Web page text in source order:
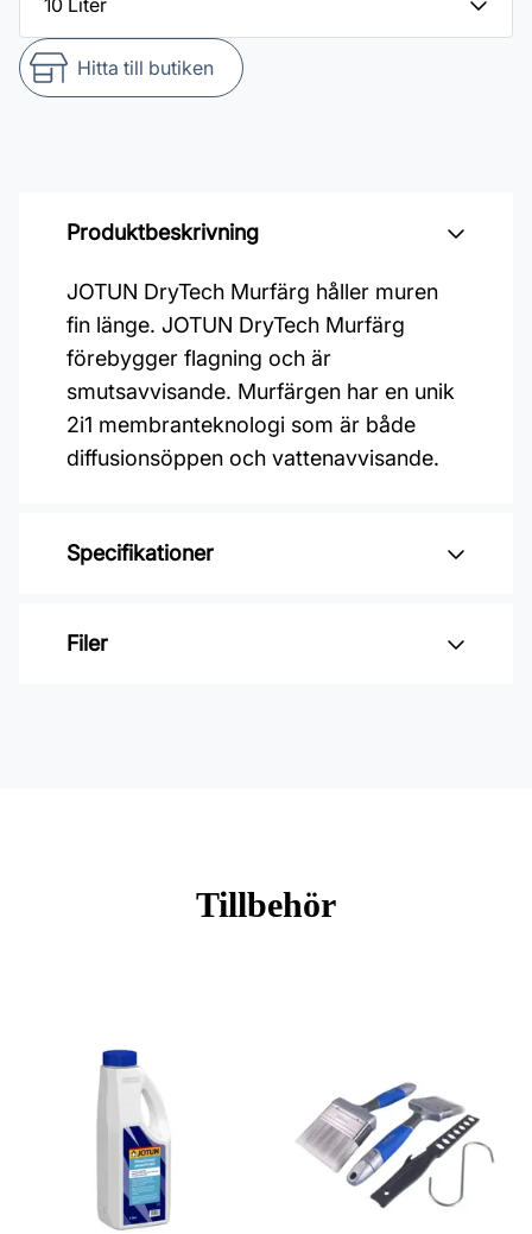
Hitta till butiken
Produktbeskrivning
JOTUN DryTech Murfärg håller muren
fin länge. JOTUN DryTech Murfärg
förebygger flagning och är
smutsavvisande. Murfärgen har en unik
2i1 membranteknologi som är både
diffusionsöppen och vattenavvisande.
Specifikationer
Varumärke: Jotun
Applicering: Pensel, Roller eller
Leverantörens artikelnummer:
26N001LVA
Filer
Tillbehör